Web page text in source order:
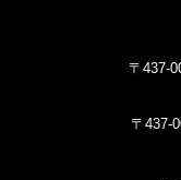
〒437-
〒437-